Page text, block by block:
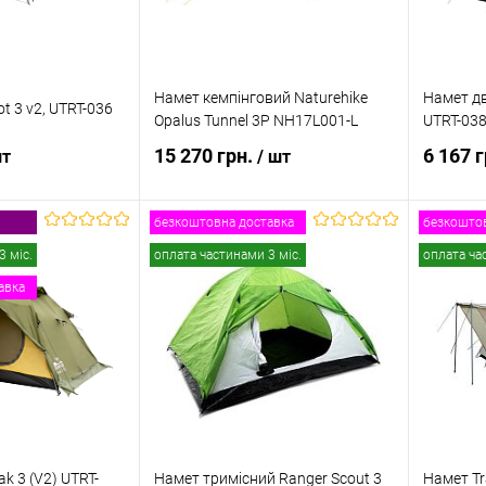
3 v2, UTRT-036
Порівняння
В наявності
Намет кемпінговий Naturehike
Opalus Tunnel 3P NH17L001-L
15 270 грн. / шт
В кошик
Купити в 1 клік Порівняння
В обране В наявності
Намет
UTRT-038
6 167
В
міс.
3 (V2) UTRT-
безкоштовна доставка
оплата частинами 3 міс.
Намет тримісний Ranger Scout 3
оплата
Намет